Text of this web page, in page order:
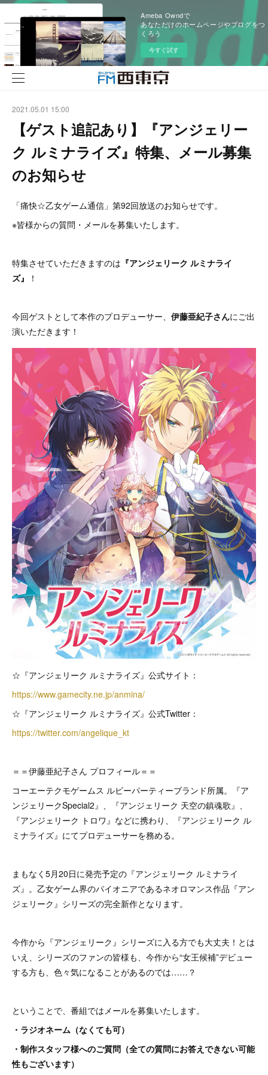
Ameba Owndで
あなただけのホームページやブログをつ
くろう
今すぐ試す
2021.05.01 15:00
【ゲスト追記あり】『アンジェリー
ク ルミナライズ』特集、メール募集
のお知らせ
「痛快☆乙女ゲーム通信」第92回放送のお知らせです。
※皆様からの質問・メールを募集いたします。
特集させていただきますのは 『アンジェリーク ルミナライ
ズ』
！
今回ゲストとして本作のプロデューサー、 伊藤亜紀子さんにご出
演いただきます！
☆『アンジェリーク ルミナライズ』公式サイト：
https://www.gamecity.ne.jp/anmina/
☆『アンジェリーク ルミナライズ』公式Twitter：
https://twitter.com/angelique_kt
＝＝伊藤亜紀子さん プロフィール＝＝
コーエーテクモゲームス ルビーパーティーブランド所属。『ア
ンジェリークSpecial2』、『アンジェリーク 天空の鎮魂歌』、
『アンジェリーク トロワ』などに携わり、『アンジェリーク ル
ミナライズ』にてプロデューサーを務める。
まもなく5月20日に発売予定の『アンジェリーク ルミナライ
ズ』。乙女ゲーム界のパイオニアであるネオロマンス作品『アン
ジェリーク』シリーズの完全新作となります。
今作から『アンジェリーク』シリーズに入る方でも大丈夫！とは
いえ、シリーズのファンの皆様も、今作から“女王候補”デビュー
する方も、色々気になることがあるのでは……？
ということで、番組ではメールを募集いたします。
・ラジオネーム（なくても可）
・制作スタッフ様へのご質問（全ての質問にお答えできない可能
性もございます）